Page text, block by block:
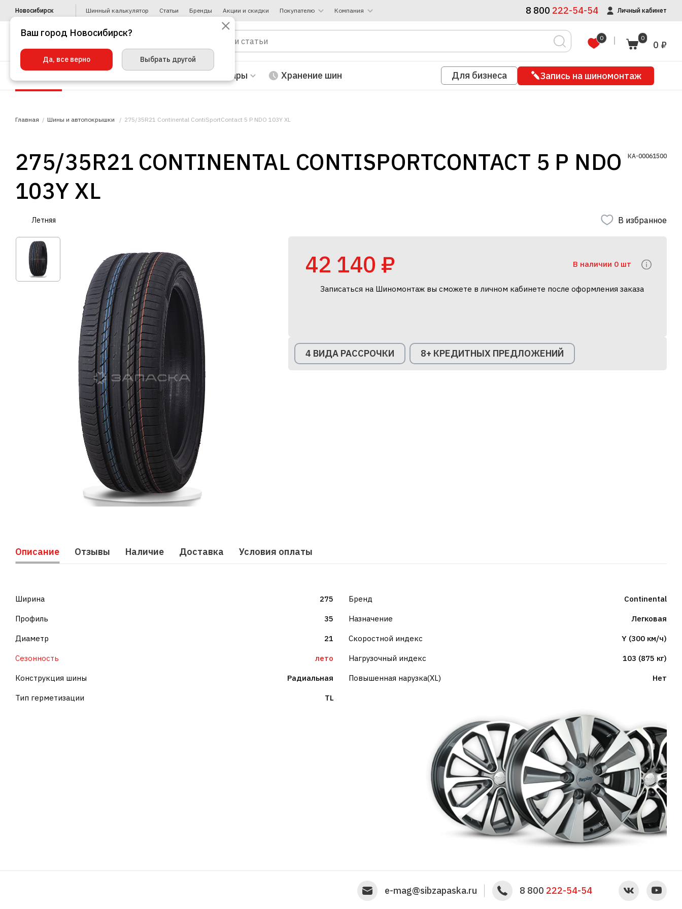
Новосибирск Шинный калькулятор Статьи Бренды Акции и скидки Покупателю Компания 8 800 222-54-54 Личный кабинет
0 0
0 ₽
Автотовары Хранение шин Для бизнеса Запись на шиномонтаж
Главная Шины и автопокрышки 275/35R21 Continental ContiSportContact 5 P NDO 103Y XL
275/35R21 CONTINENTAL CONTISPORTCONTACT 5 P NDO
103Y XL
КА-00061500
Летняя В избранное
42 140 ₽ В наличии 0 шт
Записаться на Шиномонтаж вы сможете в личном кабинете после оформления заказа
4 ВИДА РАССРОЧКИ 8+ КРЕДИТНЫХ ПРЕДЛОЖЕНИЙ
Описание Отзывы Наличие Доставка Условия оплаты
Ширина 275
Профиль 35
Диаметр 21
Сезонность лето
Конструкция шины Радиальная
Тип герметизации TL
Бренд Continental
Назначение Легковая
Скоростной индекс Y (300 км/ч)
Нагрузочный индекс 103 (875 кг)
Повышенная нарузка(XL) Нет
e-mag@sibzapaska.ru 8 800 222-54-54
Ваш город Новосибирск?
Да, все верно Выбрать другой